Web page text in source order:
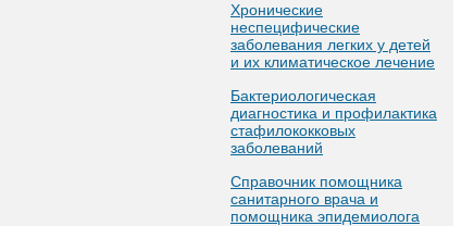
Хронические
неспецифические
заболевания легких у детей
и их климатическое лечение
Бактериологическая
диагностика и профилактика
стафилококковых
заболеваний
Справочник помощника
санитарного врача и
помощника эпидемиолога